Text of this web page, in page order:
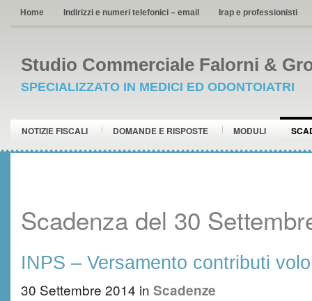
Home Indirizzi e numeri telefonici – email Irap e professionisti
Studio Commerciale Falorni &
SPECIALIZZATO IN MEDICI ED ODONTOIATRI
NOTIZIE FISCALI DOMANDE E RISPOSTE MODULI
Scadenza del 30
INPS – Versamento contributi
30 Settembre 2014 in Scadenze